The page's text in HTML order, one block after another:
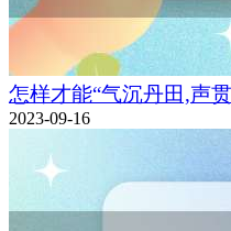
怎样才能“气沉丹田,声
2023-09-16